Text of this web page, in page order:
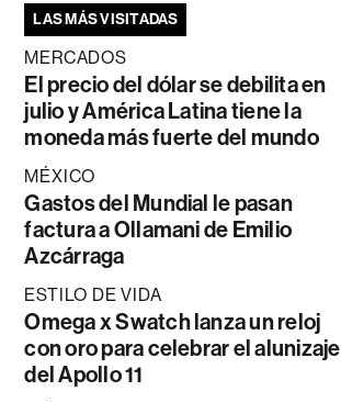
LAS MÁS VISITADAS
MERCADOS
El precio del dólar se debilita en
julio y América Latina tiene la
moneda más fuerte del mundo
MÉXICO
Gastos del Mundial le pasan
factura a Ollamani de Emilio
Azcárraga
ESTILO DE VIDA
Omega x Swatch lanza un reloj
con oro para celebrar el alunizaje
del Apollo 11